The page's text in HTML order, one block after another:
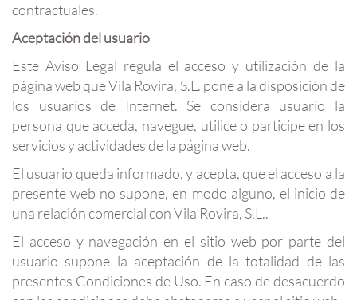
contractuales.
Aceptación del usuario
Este Aviso Legal regula el acceso y utilización de la
página web que Vila Rovira, S.L. pone a la disposición de
los usuarios de Internet. Se considera usuario la
persona que acceda, navegue, utilice o participe en los
servicios y actividades de la página web.
El usuario queda informado, y acepta, que el acceso a la
presente web no supone, en modo alguno, el inicio de
una relación comercial con Vila Rovira, S.L..
El acceso y navegación en el sitio web por parte del
usuario supone la aceptación de la totalidad de las
presentes Condiciones de Uso. En caso de desacuerdo